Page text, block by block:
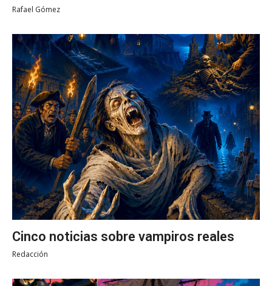
Rafael Gómez
Cinco noticias sobre vampiros reales
Redacción